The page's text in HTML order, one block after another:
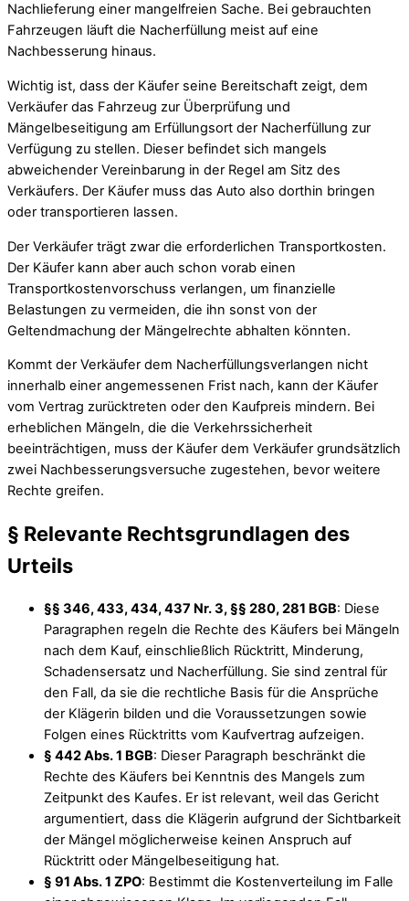
Nachlieferung einer mangelfreien Sache. Bei gebrauchten
Fahrzeugen läuft die Nacherfüllung meist auf eine
Nachbesserung hinaus.
Wichtig ist, dass der Käufer seine Bereitschaft zeigt, dem
Verkäufer das Fahrzeug zur Überprüfung und
Mängelbeseitigung am Erfüllungsort der Nacherfüllung zur
Verfügung zu stellen. Dieser befindet sich mangels
abweichender Vereinbarung in der Regel am Sitz des
Verkäufers. Der Käufer muss das Auto also dorthin bringen
oder transportieren lassen.
Der Verkäufer trägt zwar die erforderlichen Transportkosten.
Der Käufer kann aber auch schon vorab einen
Transportkostenvorschuss verlangen, um finanzielle
Belastungen zu vermeiden, die ihn sonst von der
Geltendmachung der Mängelrechte abhalten könnten.
Kommt der Verkäufer dem Nacherfüllungsverlangen nicht
innerhalb einer angemessenen Frist nach, kann der Käufer
vom Vertrag zurücktreten oder den Kaufpreis mindern. Bei
erheblichen Mängeln, die die Verkehrssicherheit
beeinträchtigen, muss der Käufer dem Verkäufer grundsätzlich
zwei Nachbesserungsversuche zugestehen, bevor weitere
Rechte greifen.
§ Relevante Rechtsgrundlagen des
Urteils
§§ 346, 433, 434, 437 Nr. 3, §§ 280, 281 BGB: Diese
Paragraphen regeln die Rechte des Käufers bei Mängeln
nach dem Kauf, einschließlich Rücktritt, Minderung,
Schadensersatz und Nacherfüllung. Sie sind zentral für
den Fall, da sie die rechtliche Basis für die Ansprüche
der Klägerin bilden und die Voraussetzungen sowie
Folgen eines Rücktritts vom Kaufvertrag aufzeigen.
§ 442 Abs. 1 BGB: Dieser Paragraph beschränkt die
Rechte des Käufers bei Kenntnis des Mangels zum
Zeitpunkt des Kaufes. Er ist relevant, weil das Gericht
argumentiert, dass die Klägerin aufgrund der Sichtbarkeit
der Mängel möglicherweise keinen Anspruch auf
Rücktritt oder Mängelbeseitigung hat.
§ 91 Abs. 1 ZPO: Bestimmt die Kostenverteilung im Falle